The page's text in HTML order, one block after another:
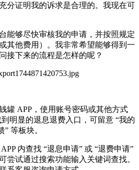
分证明我的诉求是合理的。我现在可
能够尽快审核我的申请，并按照规定
其他费用）。我非常希望能够得到一
接下来的流程是怎样的呢？
罐 APP，使用账号密码或其他方式
明显的退息退费入口，可留意 “我的
” 等板块。
内查找 “退息申请” 或 “退费申请”
尝试通过搜索功能输入关键词查找。